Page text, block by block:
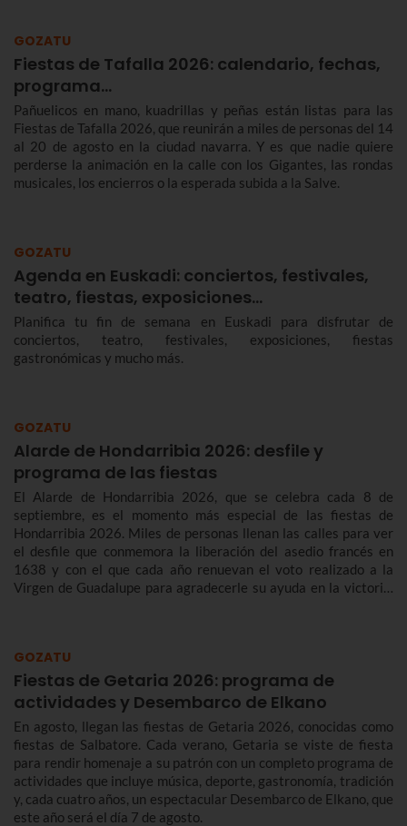
GOZATU
Fiestas de Tafalla 2026: calendario, fechas,
programa…
Pañuelicos en mano, kuadrillas y peñas están listas para las
Fiestas de Tafalla 2026, que reunirán a miles de personas del 14
al 20 de agosto en la ciudad navarra. Y es que nadie quiere
perderse la animación en la calle con los Gigantes, las rondas
musicales, los encierros o la esperada subida a la Salve.
GOZATU
Agenda en Euskadi: conciertos, festivales,
teatro, fiestas, exposiciones…
Planifica tu fin de semana en Euskadi para disfrutar de
conciertos, teatro, festivales, exposiciones, fiestas
gastronómicas y mucho más.
GOZATU
Alarde de Hondarribia 2026: desfile y
programa de las fiestas
El Alarde de Hondarribia 2026, que se celebra cada 8 de
septiembre, es el momento más especial de las fiestas de
Hondarribia 2026. Miles de personas llenan las calles para ver
el desfile que conmemora la liberación del asedio francés en
1638 y con el que cada año renuevan el voto realizado a la
Virgen de Guadalupe para agradecerle su ayuda en la victoria.
septiembre.
GOZATU
Fiestas de Getaria 2026: programa de
actividades y Desembarco de Elkano
En agosto, llegan las fiestas de Getaria 2026, conocidas como
fiestas de Salbatore. Cada verano, Getaria se viste de fiesta
para rendir homenaje a su patrón con un completo programa de
actividades que incluye música, deporte, gastronomía, tradición
y, cada cuatro años, un espectacular Desembarco de Elkano, que
este año será el día 7 de agosto.